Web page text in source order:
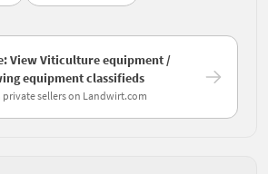
View Viticulture equipment /
equipment classifieds
private sellers on Landwirt.com